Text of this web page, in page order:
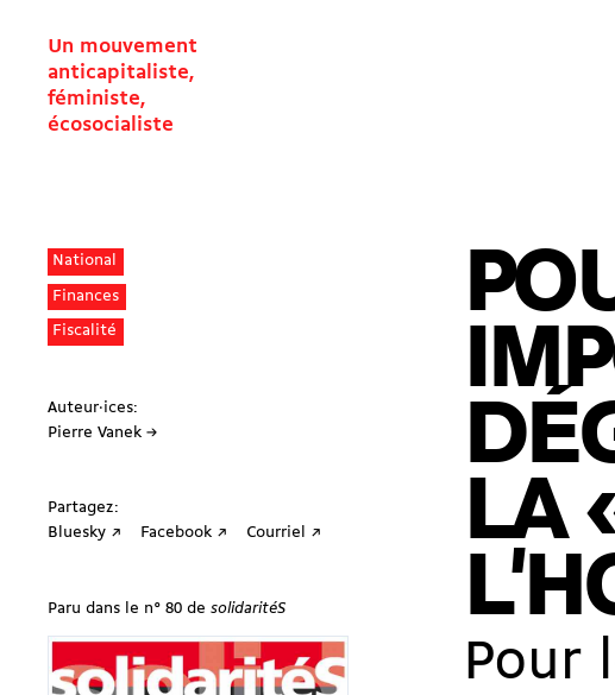
Un mouvement
anticapitaliste,
féministe,
écosocialiste
National
Finances
Fiscalité
Auteur·ices:
Pierre Vanek →
Partagez:
Bluesky ↗
Facebook ↗ Courriel ↗
Paru dans le n° 80 de solidaritéS
LA
Pour